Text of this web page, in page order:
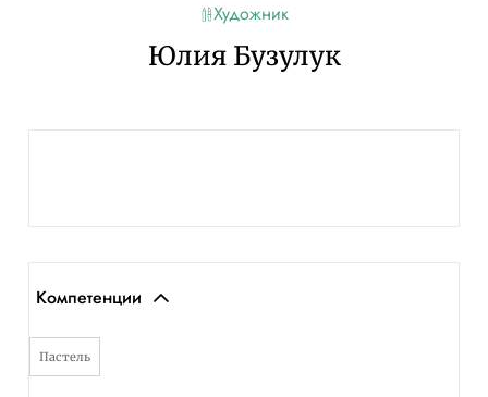
Художник
Юлия Бузулук
Компетенции
Пастель